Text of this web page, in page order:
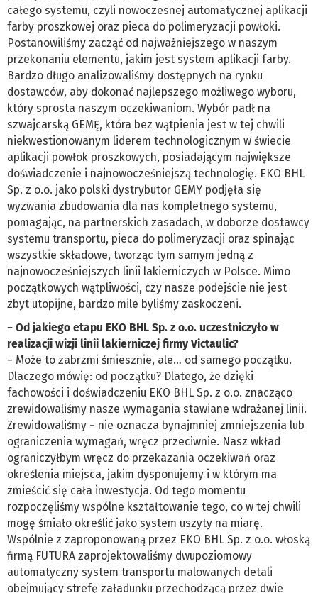
całego systemu, czyli nowoczesnej automatycznej aplikacji
farby proszkowej oraz pieca do polimeryzacji powłoki.
Postanowiliśmy zacząć od najważniejszego w naszym
przekonaniu elementu, jakim jest system aplikacji farby.
Bardzo długo analizowaliśmy dostępnych na rynku
dostawców, aby dokonać najlepszego możliwego wyboru,
który sprosta naszym oczekiwaniom. Wybór padł na
szwajcarską GEMĘ, która bez wątpienia jest w tej chwili
niekwestionowanym liderem technologicznym w świecie
aplikacji powłok proszkowych, posiadającym największe
doświadczenie i najnowocześniejszą technologię. EKO BHL
Sp. z o.o. jako polski dystrybutor GEMY podjęła się
wyzwania zbudowania dla nas kompletnego systemu,
pomagając, na partnerskich zasadach, w doborze dostawcy
systemu transportu, pieca do polimeryzacji oraz spinając
wszystkie składowe, tworząc tym samym jedną z
najnowocześniejszych linii lakierniczych w Polsce. Mimo
początkowych wątpliwości, czy nasze podejście nie jest
zbyt utopijne, bardzo mile byliśmy zaskoczeni.
− Od jakiego etapu EKO BHL Sp. z o.o. uczestniczyło w
realizacji wizji linii lakierniczej firmy Victaulic?
− Może to zabrzmi śmiesznie, ale… od samego początku.
Dlaczego mówię: od początku? Dlatego, że dzięki
fachowości i doświadczeniu EKO BHL Sp. z o.o. znacząco
zrewidowaliśmy nasze wymagania stawiane wdrażanej linii.
Zrewidowaliśmy − nie oznacza bynajmniej zmniejszenia lub
ograniczenia wymagań, wręcz przeciwnie. Nasz wkład
ograniczyłbym wręcz do przekazania oczekiwań oraz
określenia miejsca, jakim dysponujemy i w którym ma
zmieścić się cała inwestycja. Od tego momentu
rozpoczęliśmy wspólne kształtowanie tego, co w tej chwili
mogę śmiało określić jako system uszyty na miarę.
Wspólnie z zaproponowaną przez EKO BHL Sp. z o.o. włoską
firmą FUTURA zaprojektowaliśmy dwupoziomowy
automatyczny system transportu malowanych detali
obejmujący strefę załadunku przechodzącą przez dwie